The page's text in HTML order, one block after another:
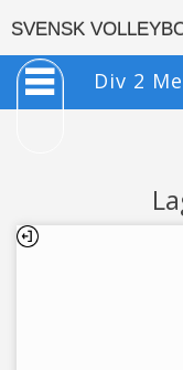
SVENSK
Div 2